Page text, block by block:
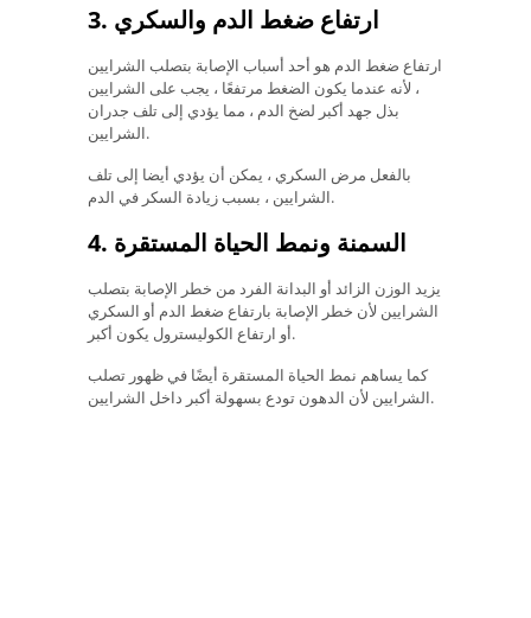
3. ارتفاع ضغط الدم والسكري
ارتفاع ضغط الدم هو أحد أسباب الإصابة بتصلب الشرايين
، لأنه عندما يكون الضغط مرتفعًا ، يجب على الشرايين
بذل جهد أكبر لضخ الدم ، مما يؤدي إلى تلف جدران
الشرايين.
بالفعل مرض السكري ، يمكن أن يؤدي أيضا إلى تلف
الشرايين ، بسبب زيادة السكر في الدم.
4. السمنة ونمط الحياة المستقرة
يزيد الوزن الزائد أو البدانة الفرد من خطر الإصابة بتصلب
الشرايين لأن خطر الإصابة بارتفاع ضغط الدم أو السكري
أو ارتفاع الكوليسترول يكون أكبر.
كما يساهم نمط الحياة المستقرة أيضًا في ظهور تصلب
الشرايين لأن الدهون تودع بسهولة أكبر داخل الشرايين.